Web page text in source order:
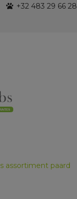
+32 483 29 66 28
assortiment paard